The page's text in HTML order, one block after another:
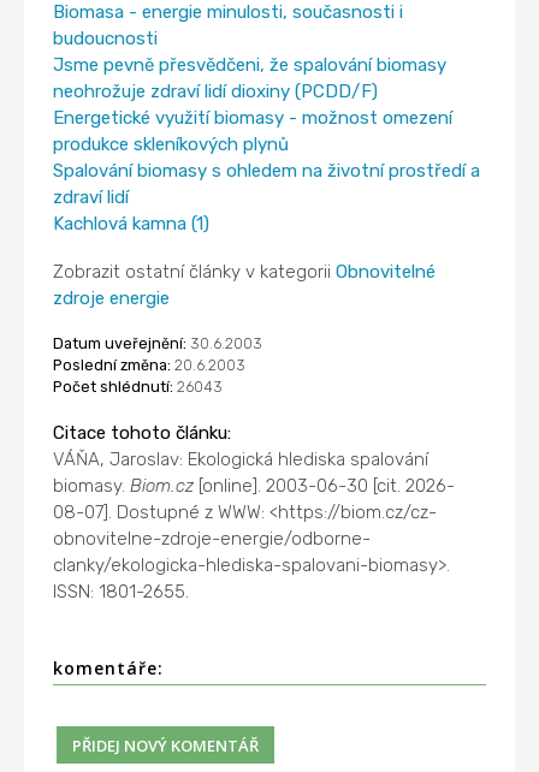
Biomasa - energie minulosti, současnosti i
budoucnosti
Jsme pevně přesvědčeni, že spalování biomasy
neohrožuje zdraví lidí dioxiny (PCDD/F)
Energetické využití biomasy - možnost omezení
produkce skleníkových plynů
Spalování biomasy s ohledem na životní prostředí a
zdraví lidí
Kachlová kamna (1)
Zobrazit ostatní články v kategoriiObnovitelné
zdroje energie
Datum uveřejnění: 30.6.2003
Poslední změna: 20.6.2003
Počet shlédnutí: 26043
Citace tohoto článku:
VÁŇA, Jaroslav: Ekologická hlediska spalování
biomasy.Biom.cz [online]. 2003-06-30 [cit. 2026-
08-07]. Dostupné z WWW: <https://biom.cz/cz-
obnovitelne-zdroje-energie/odborne-
clanky/ekologicka-hlediska-spalovani-biomasy>.
ISSN: 1801-2655.
komentáře: